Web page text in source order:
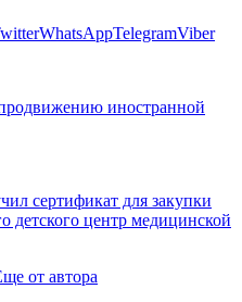
WhatsAppTelegramViber
иностранной
сертификат для закупки
детского центр медицинской
от автора